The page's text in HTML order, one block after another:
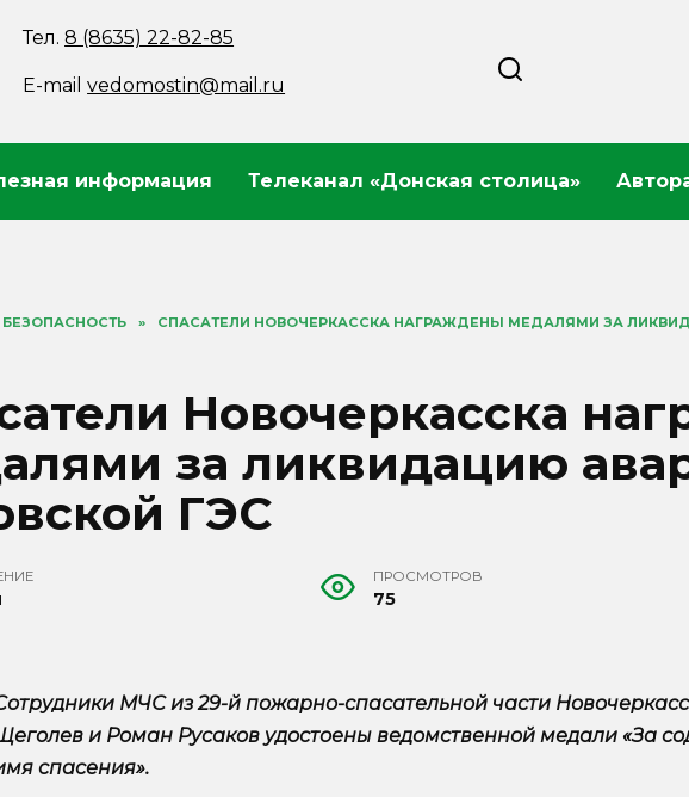
Тел.8 (8635) 22-82-85
E-mailvedomostin@mail.ru
информация Телеканал «Донская столица»
БЕЗОПАСНОСТЬ »
СПАСАТЕЛИ НОВОЧЕРКАССКА НАГРАЖДЕНЫ МЕДАЛЯМИ ЗА
Новочеркасска
за ликвидацию
ГЭС
ПРОСМОТРОВ
75
МЧС из 29-й пожарно-спасательной части
и Роман Русаков удостоены ведомственной медали «За
спасения».